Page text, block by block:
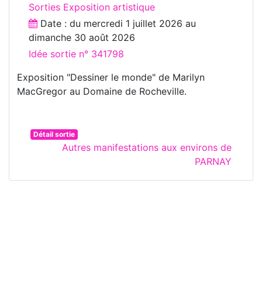
Sorties Exposition artistique
Date : du mercredi 1 juillet 2026 au
dimanche 30 août 2026
Idée sortie n° 341798
Exposition "Dessiner le monde" de Marilyn
MacGregor au Domaine de Rocheville.
Détail sortie
Autres manifestations aux environs de
PARNAY